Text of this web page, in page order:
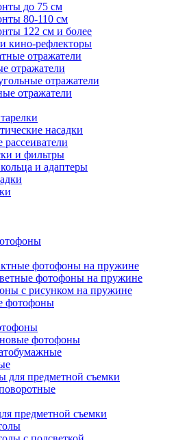
до 75 см
80-110 см
122 см и более
кино-рефлекторы
отражатели
отражатели
отражатели
отражатели
насадки
и фильтры
и адаптеры
фотофоны на пружине
фотофоны на пружине
с рисунком на пружине
фотофоны
фотофоны
для предметной съемки
предметной съемки